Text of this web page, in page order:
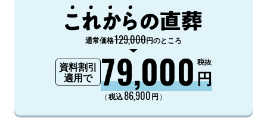
通常価格129,000円のところ
資料割引
適用で
79,000円
税抜
（税込86,900円 ）